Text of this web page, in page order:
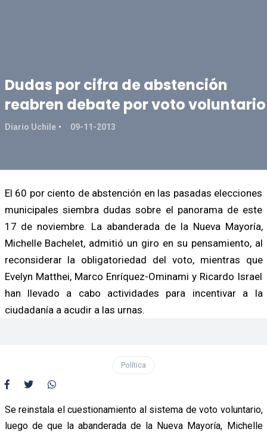
Dudas por cifra de abstención
reabren debate por voto voluntario
Diario Uchile 09-11-2013
El 60 por ciento de abstención en las pasadas elecciones
municipales siembra dudas sobre el panorama de este
17 de noviembre. La abanderada de la Nueva Mayoría,
Michelle Bachelet, admitió un giro en su pensamiento, al
reconsiderar la obligatoriedad del voto, mientras que
Evelyn Matthei, Marco Enríquez-Ominami y Ricardo Israel
han llevado a cabo actividades para incentivar a la
ciudadanía a acudir a las urnas.
Política
Se reinstala el cuestionamiento al sistema de voto voluntario,
luego de que la abanderada de la Nueva Mayoría, Michelle